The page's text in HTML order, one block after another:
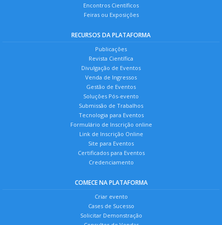
Encontros Científicos
Feiras ou Exposições
RECURSOS DA PLATAFORMA
Publicações
Revista Científica
Divulgação de Eventos
Venda de Ingressos
Gestão de Eventos
Soluções Pós-evento
Submissão de Trabalhos
Tecnologia para Eventos
Formulário de Inscrição online
Link de Inscrição Online
Site para Eventos
Certificados para Eventos
Credenciamento
COMECE NA PLATAFORMA
Criar evento
Cases de Sucesso
Solicitar Demonstração